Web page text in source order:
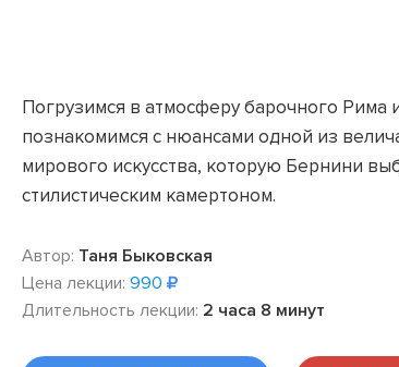
Погрузимся в атмосферу барочного Рима
познакомимся с нюансами одной из
мирового искусства, которую Бернини
стилистическим камертоном.
Автор: Таня Быковская
Цена лекции: 990
Длительность лекции: 2 часа 8 минут